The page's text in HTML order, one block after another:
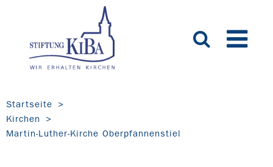
Startseite
Kirchen
Martin-Luther-Kirche Oberpfannenstiel